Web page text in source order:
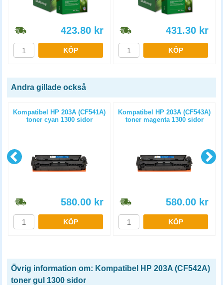
423.80 kr
KÖP
431.30 kr
KÖP
Andra gillade också
Kompatibel HP 203A (CF541A)
toner cyan 1300 sidor
580.00 kr
KÖP
Kompatibel HP 203A (CF543A)
toner magenta 1300 sidor
580.00 kr
KÖP
Övrig information om: Kompatibel HP 203A (CF542A)
toner gul 1300 sidor